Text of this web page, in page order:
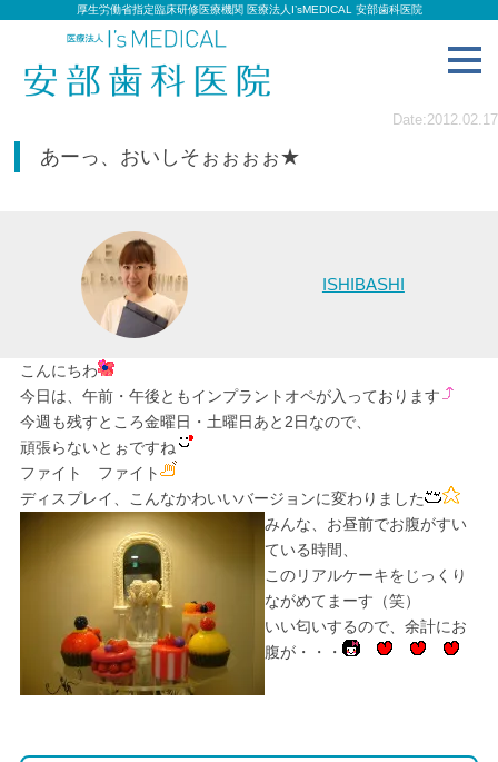
厚生労働省指定臨床研修医療機関 医療法人I’sMEDICAL 安部歯科医院
Date:2012.02.17
あーっ、おいしそぉぉぉぉ★
ISHIBASHI
こんにちわ
今日は、午前・午後ともインプラントオペが入っております
今週も残すところ金曜日・土曜日あと2日なので、
頑張らないとぉですね
ファイト ファイト
ディスプレイ、こんなかわいいバージョンに変わりました
みんな、お昼前でお腹がすい
ている時間、
このリアルケーキをじっくり
ながめてまーす（笑）
いい匂いするので、余計にお
腹が・・・